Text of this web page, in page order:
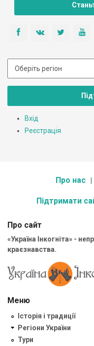
Вхід
Реєстрація
Про нас
Підтримати
Про сайт
«Україна Інкогніта» -
краєзнавства.
Меню
Історія і традиції
Регіони України
Тури